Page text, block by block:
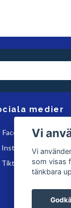
medier
Facebook
Instagram
Tiktok
Vi
Vi
som visas
tänkbara